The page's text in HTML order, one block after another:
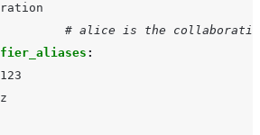
# alice is the
: